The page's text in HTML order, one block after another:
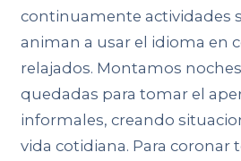
continuamente actividades
animan a usar el idioma en
relajados. Montamos
quedadas para tomar el
informales, creando
vida cotidiana. Para coronar